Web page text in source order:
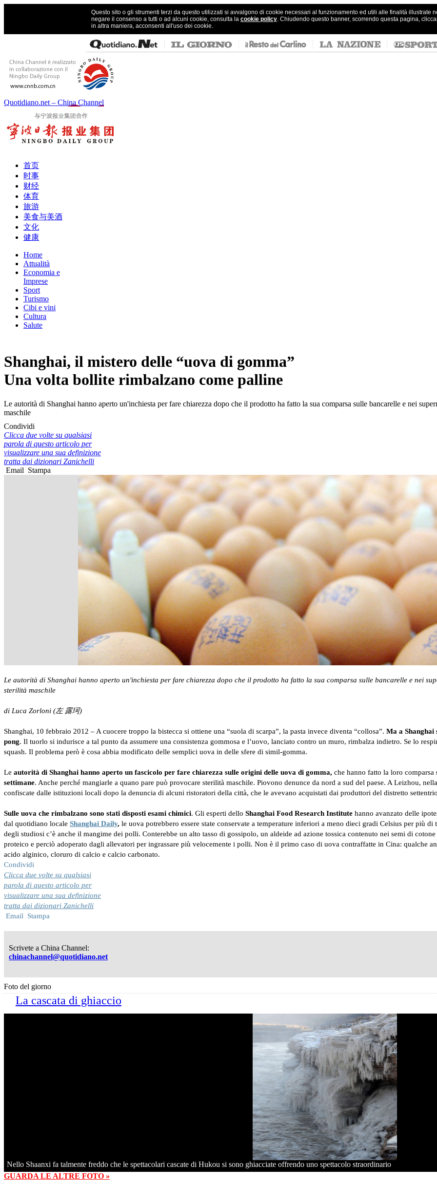
Questo sito o gli strumenti terzi da questo utilizzati si avvalgono di cookie necessari al funzionamento ed utili alle finalità illustrate
negare il consenso a tutti o ad alcuni cookie, consulta la cookie policy. Chiudendo questo banner, scorrendo questa pagina,
in altra maniera, acconsenti all'uso dei cookie.
Quotidiano.net – China Channel
首页
时事
财经
体育
旅游
美食与美酒
文化
健康
Home
Attualità
Economia e
Imprese
Sport
Turismo
Cibi e vini
Cultura
Salute
Shanghai, il mistero delle “uova di gomma”
Una volta bollite rimbalzano come palline
Le autorità di Shanghai hanno aperto un'inchiesta per fare chiarezza dopo che il prodotto ha fatto la sua comparsa sulle bancarelle e nei
maschile
Condividi
Clicca due volte su qualsiasi
parola di questo articolo per
visualizzare una sua definizione
tratta dai dizionari Zanichelli
Email Stampa
Le autorità di Shanghai hanno aperto un'inchiesta per fare chiarezza dopo che il prodotto ha fatto la sua comparsa sulle bancarelle e nei
sterilità maschile
di Luca Zorloni (左 露珂)
Shanghai, 10 febbraio 2012 – A cuocere troppo la bistecca si ottiene una “suola di scarpa”, la pasta invece diventa “collosa”. Ma a Shanghai
pong. Il tuorlo si indurisce a tal punto da assumere una consistenza gommosa e l’uovo, lanciato contro un muro, rimbalza indietro. Se lo
squash. Il problema però è cosa abbia modificato delle semplici uova in delle sfere di simil-gomma.
Le autorità di Shanghai hanno aperto un fascicolo per fare chiarezza sulle origini delle uova di gomma, che hanno fatto la loro comparsa
settimane. Anche perché mangiarle a quano pare può provocare sterilità maschile. Piovono denunce da nord a sud del paese. A Leizhou,
confiscate dalle istituzioni locali dopo la denuncia di alcuni ristoratori della città, che le avevano acquistati dai produttori del distretto
Sulle uova che rimbalzano sono stati disposti esami chimici. Gli esperti dello Shanghai Food Research Institute hanno avanzato delle
dal quotidiano locale Shanghai Daily, le uova potrebbero essere state conservate a temperature inferiori a meno dieci gradi Celsius per più
degli studiosi c’è anche il mangime dei polli. Conterebbe un alto tasso di gossipolo, un aldeide ad azione tossica contenuto nei semi di
proteico e perciò adoperato dagli allevatori per ingrassare più velocemente i polli. Non è il primo caso di uova contraffatte in Cina: qualche
acido alginico, cloruro di calcio e calcio carbonato.
Condividi
Clicca due volte su qualsiasi
parola di questo articolo per
visualizzare una sua definizione
tratta dai dizionari Zanichelli
Email
Stampa
Scrivete a China Channel:
chinachannel@quotidiano.net
Foto del giorno
La cascata di ghiaccio
Nello Shaanxi fa talmente freddo che le spettacolari cascate di Hukou si sono ghiacciate offrendo uno spettacolo straordinario
GUARDA LE ALTRE FOTO »